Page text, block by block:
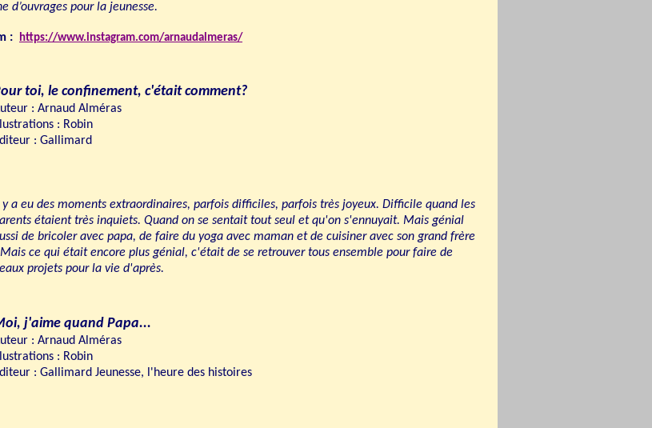
d’ouvrages pour la jeunesse.
: https://www.instagram.com/arnaudalmeras/
toi, le confinement, c'était comment?
: Arnaud Alméras
Illustrations : Robin
: Gallimard
y a eu des moments extraordinaires, parfois difficiles, parfois très joyeux. Difficile quand les
étaient très inquiets. Quand on se sentait tout seul et qu'on s'ennuyait. Mais génial
de bricoler avec papa, de faire du yoga avec maman et de cuisiner avec son grand frère
ce qui était encore plus génial, c'était de se retrouver tous ensemble pour faire de
projets pour la vie d'après.
j'aime quand Papa...
: Arnaud Alméras
Illustrations : Robin
: Gallimard Jeunesse, l'heure des histoires